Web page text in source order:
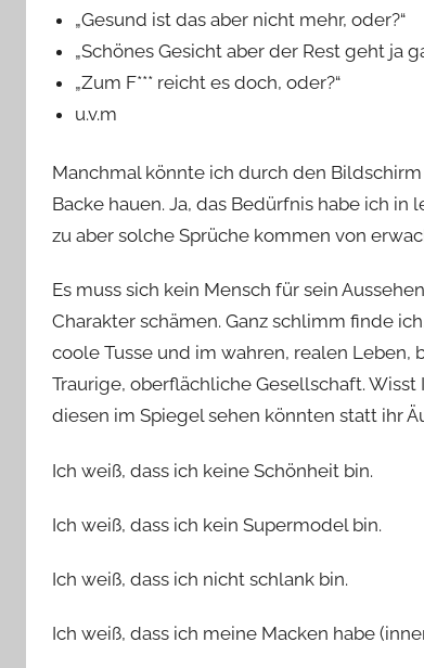
„Gesund ist das aber nicht mehr, oder?“
„Schönes Gesicht aber der Rest geht ja
„Zum F*** reicht es doch, oder?“
u.v.m
Manchmal könnte ich durch den
Backe hauen. Ja, das Bedürfnis habe ich
zu aber solche Sprüche kommen von
Es muss sich kein Mensch für sein
Charakter schämen. Ganz schlimm finde
coole Tusse und im wahren, realen
Traurige, oberflächliche Gesellschaft. Wisst
diesen im Spiegel sehen könnten statt ihr
Ich weiß, dass ich keine Schönheit bin.
Ich weiß, dass ich kein Supermodel bin.
Ich weiß, dass ich nicht schlank bin.
Ich weiß, dass ich meine Macken habe